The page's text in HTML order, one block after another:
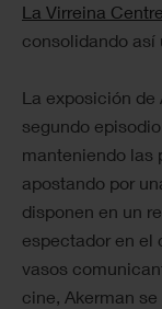
La Virreina
consolidando
La exposición de
segundo
manteniendo las
apostando por
disponen en un
espectador en el
vasos
cine, Akerman